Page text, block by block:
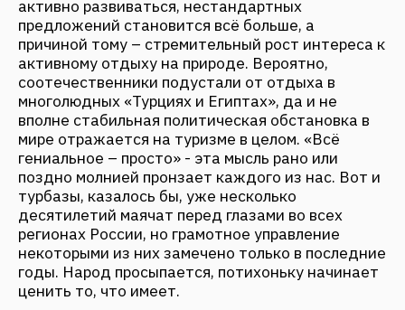
С чего начать строительствобазы отдыхаи
какие документы нужны для открытия?
Взять, например, январь 2017 года -
исполнительный директор ГК «Фанталис» Басин
Антон отметил, что рынок в тот месяц показывал
ни с чем несравнимый ажиотаж. Заказчиков не
останавливает даже незначительный размер
строительство базы имеет место быть и на 20
сотках, но в таком случае потенциальному
хозяину необходимо учитывать один важный
нюанс – управление базой, с вероятностью в
99%, ляжет на могучие плечи самого владельца и
его семьи. По мнению специалистов,
большинство неудач и, как следствие, продаж
туристических баз отдыха происходят из-за
того, что начинающие бизнесмены
недостаточно хорошо вникают в изучение всех
особенностей ведения подобного дела.